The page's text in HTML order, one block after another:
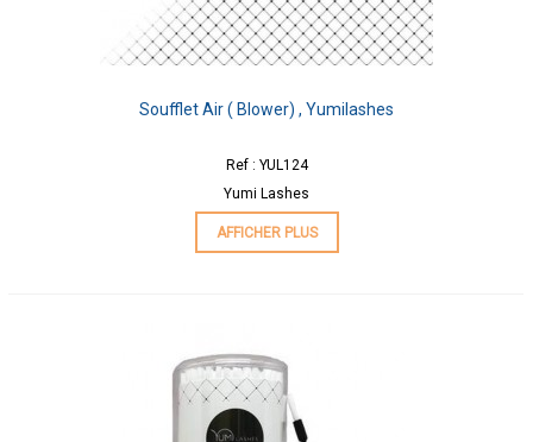
Soufflet Air ( Blower) , Yumilashes
Ref : YUL124
Yumi Lashes
AFFICHER PLUS